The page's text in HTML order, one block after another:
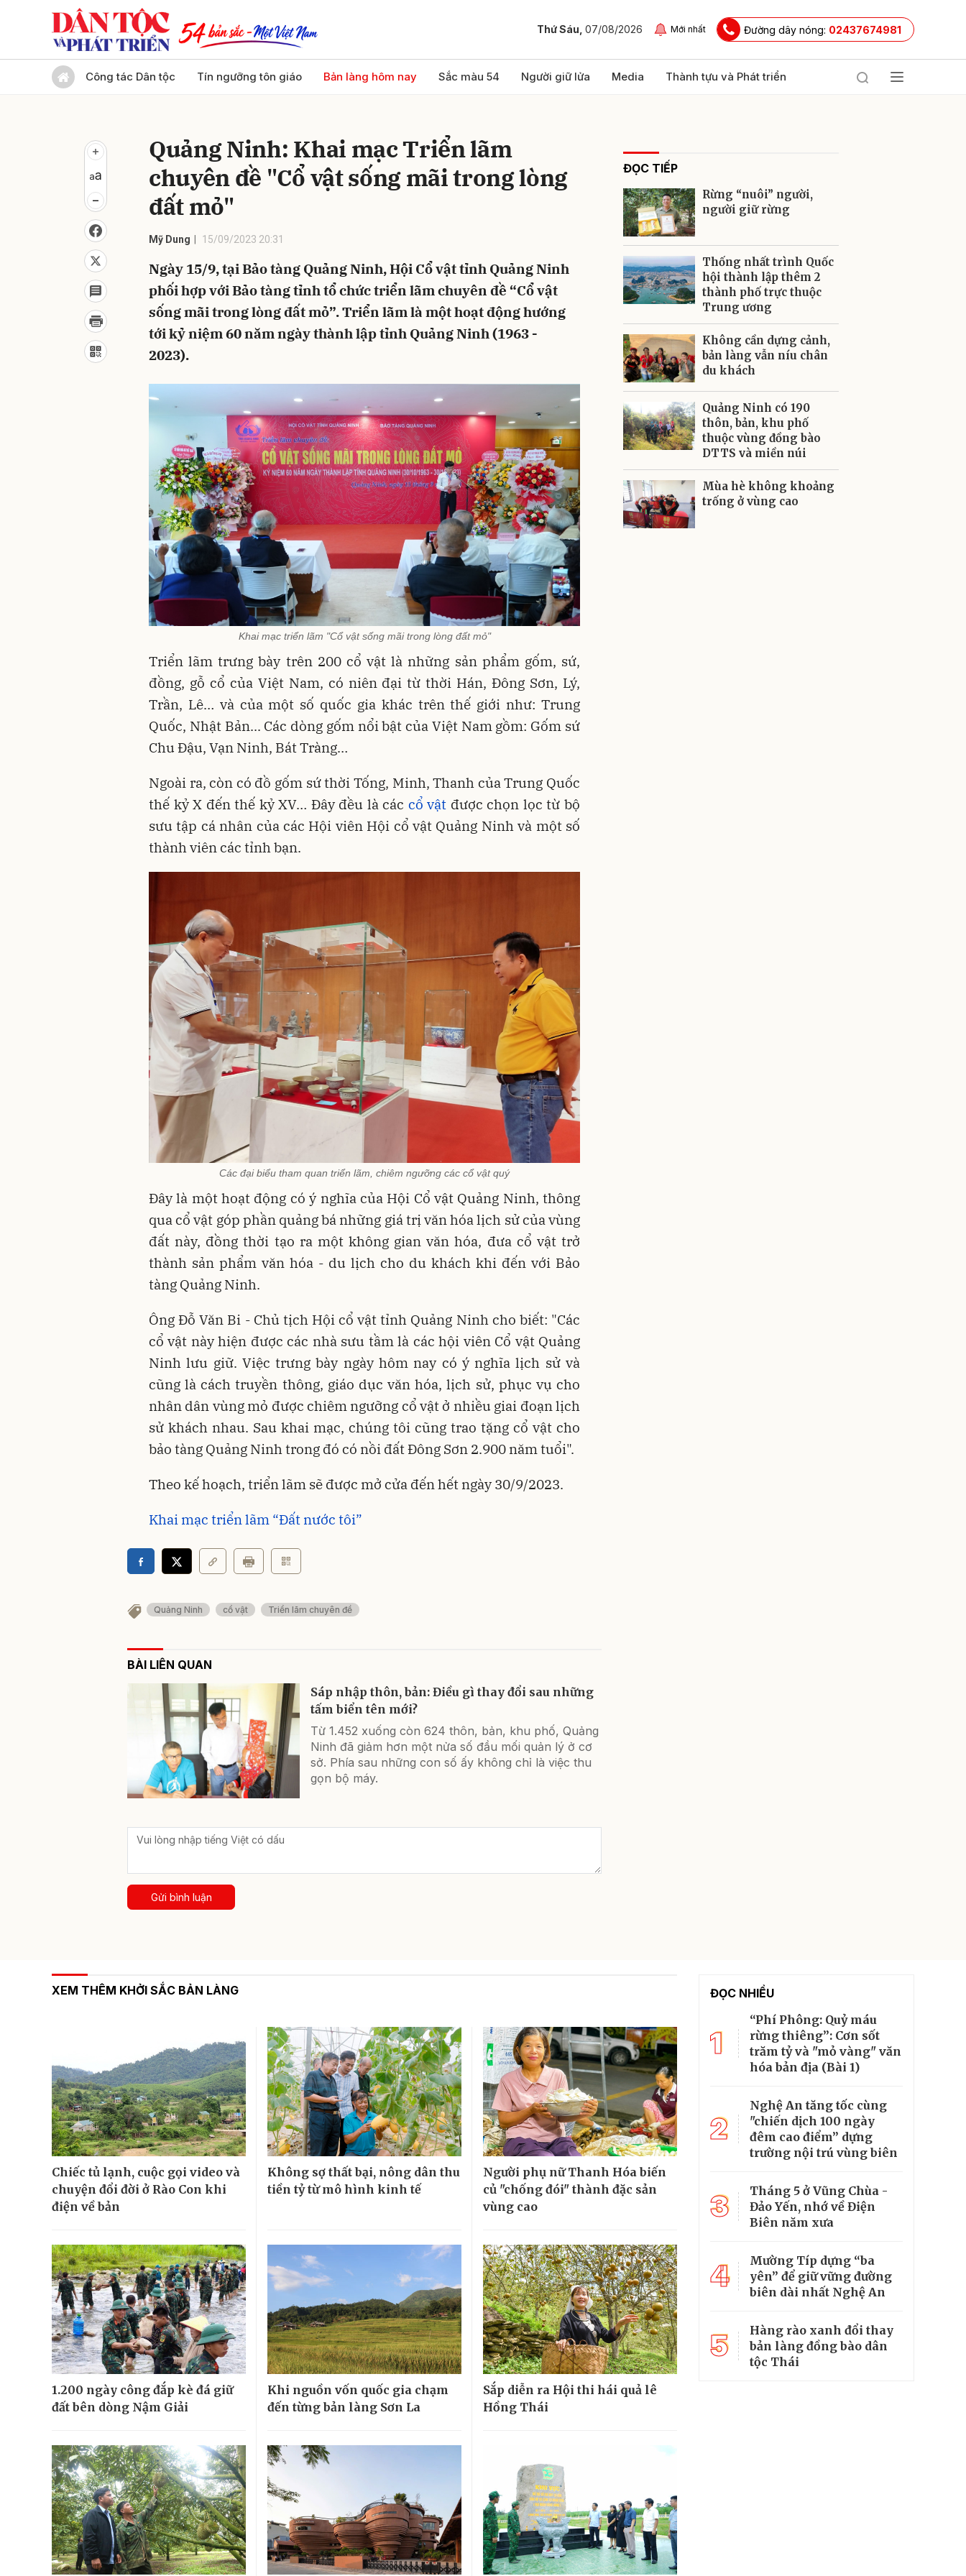
Thứ Sáu, 07/08/2026 Mới nhất Đường dây nóng: 02437674981
Công tác Dân tộc Tín ngưỡng tôn giáo Bản làng hôm nay Sắc màu 54 Người giữ lửa Media Thành tựu và Phát triển
Quảng Ninh: Khai mạc Triển lãm
chuyên đề "Cổ vật sống mãi trong lòng
đất mỏ"
Mỹ Dung 15/09/2023 20:31
Ngày 15/9, tại Bảo tàng Quảng Ninh, Hội Cổ vật tỉnh Quảng Ninh
phối hợp với Bảo tàng tỉnh tổ chức triển lãm chuyên đề “Cổ vật
sống mãi trong lòng đất mỏ”. Triển lãm là một hoạt động hướng
tới kỷ niệm 60 năm ngày thành lập tỉnh Quảng Ninh (1963 -
2023).
Khai mạc triển lãm "Cổ vật sống mãi trong lòng đất mỏ"
Triển lãm trưng bày trên 200 cổ vật là những sản phẩm gốm, sứ,
đồng, gỗ cổ của Việt Nam, có niên đại từ thời Hán, Đông Sơn, Lý,
Trần, Lê… và của một số quốc gia khác trên thế giới như: Trung
Quốc, Nhật Bản... Các dòng gốm nổi bật của Việt Nam gồm: Gốm sứ
Chu Đậu, Vạn Ninh, Bát Tràng…
Ngoài ra, còn có đồ gốm sứ thời Tống, Minh, Thanh của Trung Quốc
thế kỷ X đến thế kỷ XV… Đây đều là các cổ vật được chọn lọc từ bộ
sưu tập cá nhân của các Hội viên Hội cổ vật Quảng Ninh và một số
thành viên các tỉnh bạn.
Các đại biểu tham quan triển lãm, chiêm ngưỡng các cổ vật quý
Đây là một hoạt động có ý nghĩa của Hội Cổ vật Quảng Ninh, thông
qua cổ vật góp phần quảng bá những giá trị văn hóa lịch sử của vùng
đất này, đồng thời tạo ra một không gian văn hóa, đưa cổ vật trở
thành sản phẩm văn hóa - du lịch cho du khách khi đến với Bảo
tàng Quảng Ninh.
Ông Đỗ Văn Bi - Chủ tịch Hội cổ vật tỉnh Quảng Ninh cho biết: "Các
cổ vật này hiện được các nhà sưu tầm là các hội viên Cổ vật Quảng
Ninh lưu giữ. Việc trưng bày ngày hôm nay có ý nghĩa lịch sử và
cũng là cách truyền thông, giáo dục văn hóa, lịch sử, phục vụ cho
nhân dân vùng mỏ được chiêm ngưỡng cổ vật ở nhiều giai đoạn lịch
sử khách nhau. Sau khai mạc, chúng tôi cũng trao tặng cổ vật cho
bảo tàng Quảng Ninh trong đó có nồi đất Đông Sơn 2.900 năm tuổi".
Theo kế hoạch, triển lãm sẽ được mở cửa đến hết ngày 30/9/2023.
Khai mạc triển lãm “Đất nước tôi”
Quảng Ninh cổ vật Triển lãm chuyên đề
BÀI LIÊN QUAN
Sáp nhập thôn, bản: Điều gì thay đổi sau những
tấm biển tên mới?
Từ 1.452 xuống còn 624 thôn, bản, khu phố, Quảng
Ninh đã giảm hơn một nửa số đầu mối quản lý ở cơ
sở. Phía sau những con số ấy không chỉ là việc thu
gọn bộ máy.
Gửi bình luận
ĐỌC TIẾP
Rừng “nuôi” người,
người giữ rừng
Thống nhất trình Quốc
hội thành lập thêm 2
thành phố trực thuộc
Trung ương
Không cần dựng cảnh,
bản làng vẫn níu chân
du khách
Quảng Ninh có 190
thôn, bản, khu phố
thuộc vùng đồng bào
DTTS và miền núi
Mùa hè không khoảng
trống ở vùng cao
XEM THÊM KHỞI SẮC BẢN LÀNG
Chiếc tủ lạnh, cuộc gọi video và
chuyện đổi đời ở Rào Con khi
điện về bản
Không sợ thất bại, nông dân thu
tiền tỷ từ mô hình kinh tế
Người phụ nữ Thanh Hóa biến
củ "chống đói" thành đặc sản
vùng cao
1.200 ngày công đắp kè đá giữ
đất bên dòng Nậm Giải
Khi nguồn vốn quốc gia chạm
đến từng bản làng Sơn La
Sắp diễn ra Hội thi hái quả lê
Hồng Thái
ĐỌC NHIỀU
1
“Phí Phông: Quỷ máu
rừng thiêng”: Cơn sốt
trăm tỷ và "mỏ vàng" văn
hóa bản địa (Bài 1)
2
Nghệ An tăng tốc cùng
"chiến dịch 100 ngày
đêm cao điểm” dựng
trường nội trú vùng biên
3
Tháng 5 ở Vũng Chùa -
Đảo Yến, nhớ về Điện
Biên năm xưa
4
Mường Típ dựng “ba
yên” để giữ vững đường
biên dài nhất Nghệ An
5
Hàng rào xanh đổi thay
bản làng đồng bào dân
tộc Thái
Gửi bình luận
Gửi